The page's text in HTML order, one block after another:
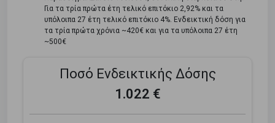
Για τα τρία πρώτα έτη τελικό επιτόκιο 2,92% και τα
υπόλοιπα 27 έτη τελικό επιτόκιο 4%. Ενδεικτική δόση για
τα τρία πρώτα χρόνια ~420€ και για τα υπόλοιπα 27 έτη
~500€
Ποσό Ενδεικτικής Δόσης
1.022 €